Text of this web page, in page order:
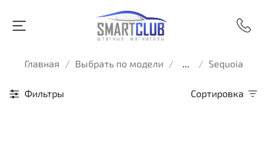
Главная Выбрать по модели ... Sequoia
Фильтры Сортировка